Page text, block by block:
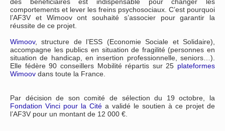
comportements et lever les freins psychosociaux. C’est pourquoi
l’AF3V et Wimoov ont souhaité s’associer pour garantir la
réussite de ce projet.
Wimoov, structure de l’ESS (Economie Sociale et Solidaire),
accompagne les publics en situation de fragilité (personnes en
situation de handicap, en insertion professionnelle, seniors…).
Elle fédère 90 conseillers Mobilité répartis sur 25 plateformes
Wimoov dans toute la France.
Par décision de son comité de sélection du 19 octobre, la
Fondation Vinci pour la Cité a validé le soutien à ce projet de
l’AF3V pour un montant de 12 000 €.